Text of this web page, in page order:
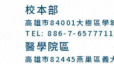
校本部
高雄市84001大樹區學
TEL: 886-7-6577711
醫學院區
高雄市82445燕巢區義